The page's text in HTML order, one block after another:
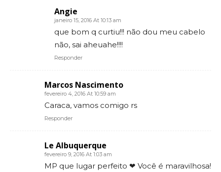
Angie
janeiro 15, 2016 At 10:13 am
que bom q curtiu!!! não dou meu cabelo
não, sai aheuahe!!!!
Responder
Marcos Nascimento
fevereiro 4, 2016 At 10:59 am
Caraca, vamos comigo rs
Responder
Le Albuquerque
fevereiro 9, 2016 At 1:03 am
MP que lugar perfeito ❤ Você é maravilhosa!